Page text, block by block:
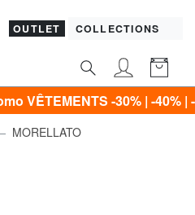
OUTLET COLLECTIONS
-30% | -40% | -
MORELLATO